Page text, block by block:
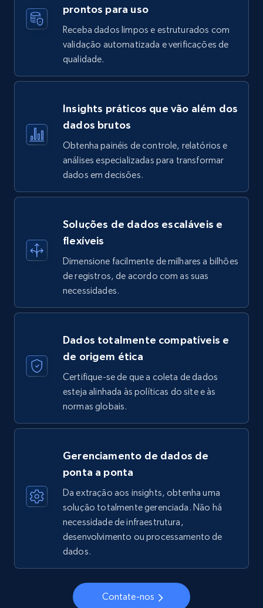
prontos para uso
Receba dados limpos e estruturados com
validação automatizada e verificações de
qualidade.
Insights práticos que vão além dos
dados brutos
Obtenha painéis de controle, relatórios e
análises especializadas para transformar
dados em decisões.
Soluções de dados escaláveis e
flexíveis
Dimensione facilmente de milhares a bilhões
de registros, de acordo com as suas
necessidades.
Dados totalmente compatíveis e
de origem ética
Certifique-se de que a coleta de dados
esteja alinhada às políticas do site e às
normas globais.
Gerenciamento de dados de
ponta a ponta
Da extração aos insights, obtenha uma
solução totalmente gerenciada. Não há
necessidade de infraestrutura,
desenvolvimento ou processamento de
dados.
Contate-nos